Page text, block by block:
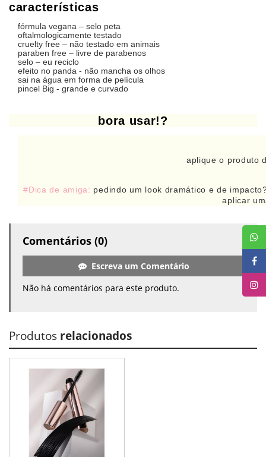
características
fórmula vegana – selo peta
oftalmologicamente testado
cruelty free – não testado em animais
paraben free – livre de parabenos
selo – eu reciclo
efeito no panda - não mancha os olhos
sai na água em forma de película
pincel Big - grande e curvado
bora usar!?
aplique o produto
#Dica de amiga: pedindo um look dramático e de
aplicar
Comentários (0)
Escreva um Comentário
Não há comentários para este produto.
Produtos relacionados